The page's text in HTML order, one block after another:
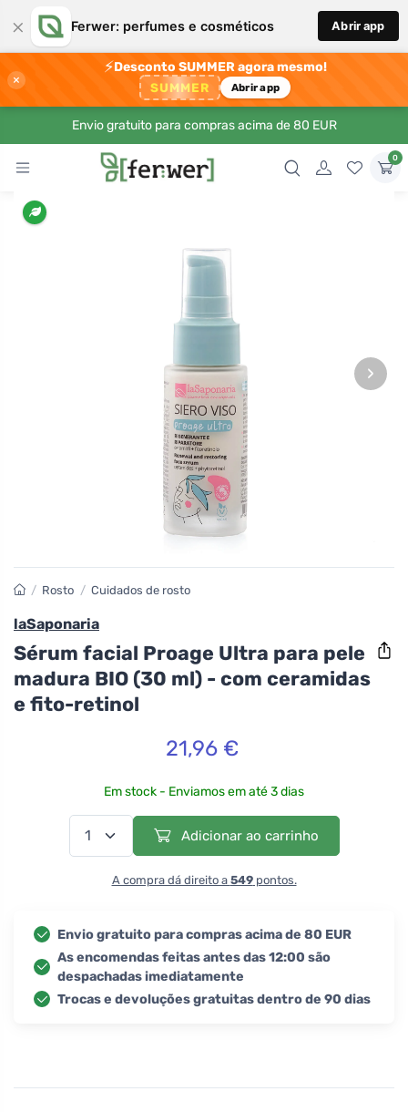
× Ferwer: perfumes e cosméticos Abrir app
×
⚡Desconto SUMMER agora mesmo!
SUMMER Abrir app
Envio gratuito para compras acima de 80 EUR
0
›
/ Rosto / Cuidados de rosto
laSaponaria
Sérum facial Proage Ultra para pele
madura BIO (30 ml) - com ceramidas
e fito-retinol
21,96 €
Em stock - Enviamos em até 3 dias
Adicionar ao carrinho
A compra dá direito a 549pontos.
Envio gratuito para compras acima de 80 EUR
As encomendas feitas antes das 12:00 são
despachadas imediatamente
Trocas e devoluções gratuitas dentro de 90 dias